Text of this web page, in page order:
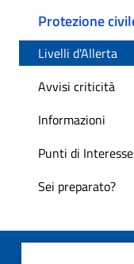
Protezione
Livelli d'Allerta
Avvisi criticità
Informazioni
Punti di Interesse
Sei preparato?